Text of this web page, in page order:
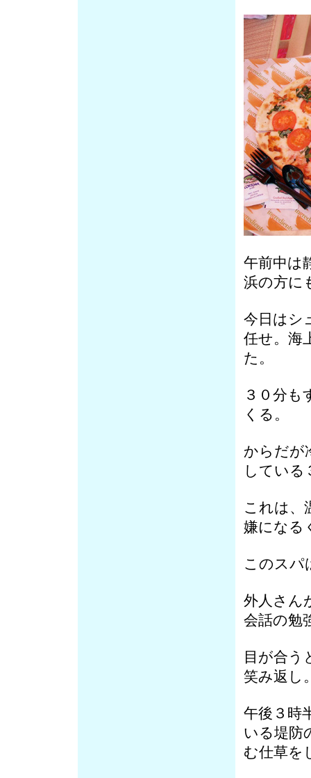
午前中は
浜の方に
今日はシ
任せ。海
た。
３０分も
くる。
からだが
している
これは、
嫌になる
このスパ
外人さん
会話の勉
目が合う
笑み返し
午後３時
いる堤防
む仕草を